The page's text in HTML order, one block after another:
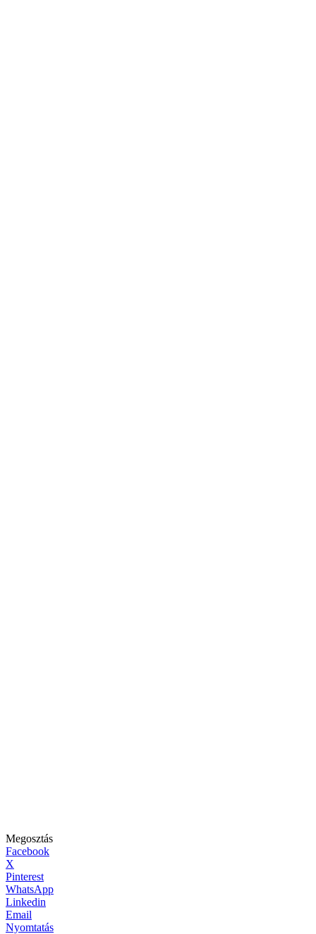
Megosztás
Facebook
X
Pinterest
WhatsApp
Linkedin
Email
Nyomtatás